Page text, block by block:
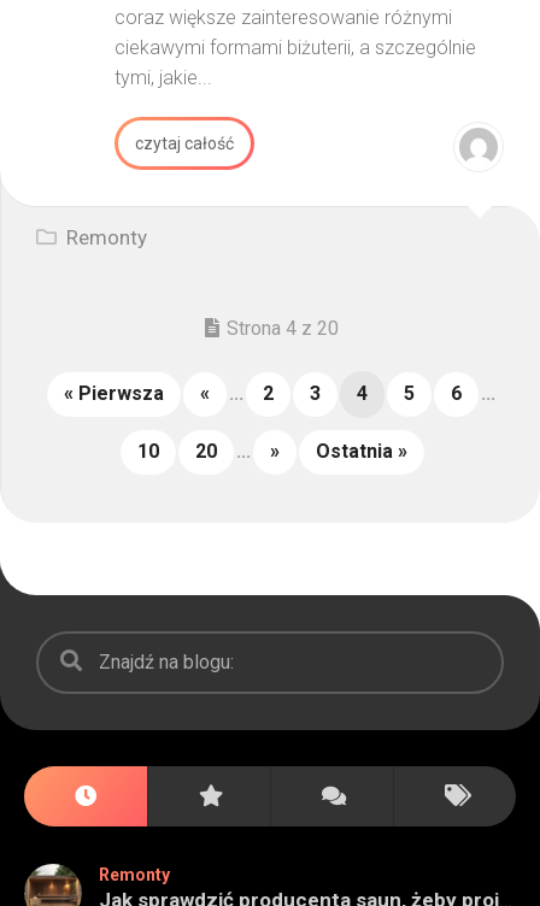
coraz większe zainteresowanie różnymi
ciekawymi formami biżuterii, a szczególnie
tymi, jakie...
czytaj całość
Remonty
Strona 4 z 20
« Pierwsza « ... 2 3 4 5 6 ...
10 20 ... » Ostatnia »
Remonty
Jak sprawdzić producenta saun, żeby projekt miał sens na lata